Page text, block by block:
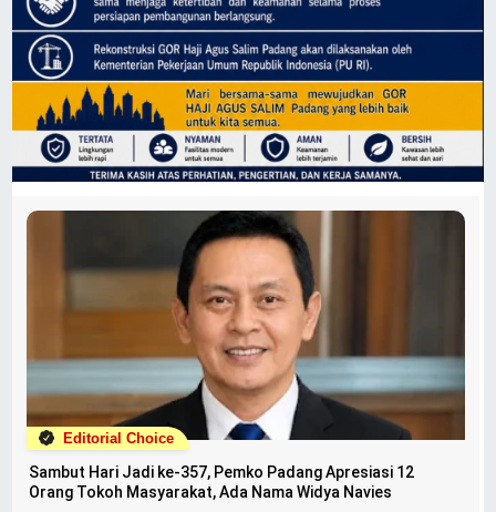
Editorial Choice
Sambut Hari Jadi ke-357, Pemko Padang Apresiasi 12
Orang Tokoh Masyarakat, Ada Nama Widya Navies